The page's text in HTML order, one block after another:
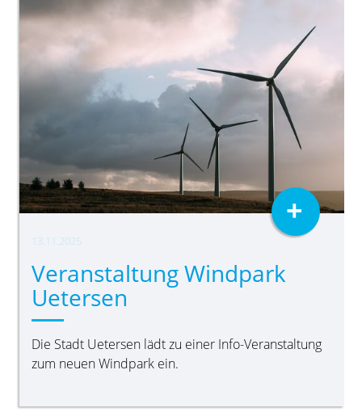
13.11.2025
Veranstaltung Windpark
Uetersen
Die Stadt Uetersen lädt zu einer Info-Veranstaltung
zum neuen Windpark ein.
+